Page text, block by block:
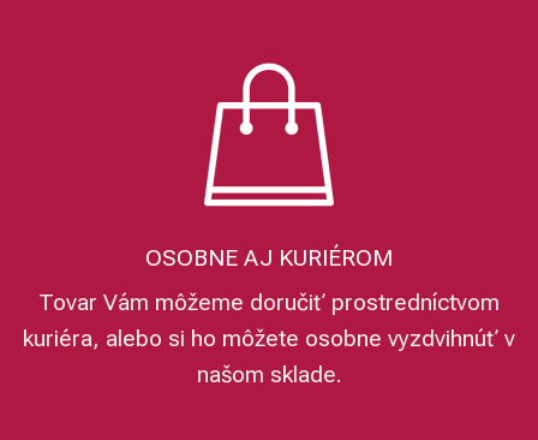
OSOBNE AJ KURIÉROM
Tovar Vám môžeme doručiť prostredníctvom
kuriéra, alebo si ho môžete osobne vyzdvihnúť v
našom sklade.